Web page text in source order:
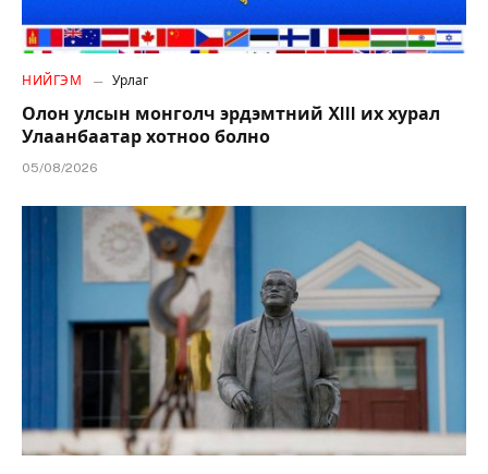
НИЙГЭМ Урлаг
Олон улсын монголч эрдэмтний XIII их хурал
Улаанбаатар хотноо болно
05/08/2026